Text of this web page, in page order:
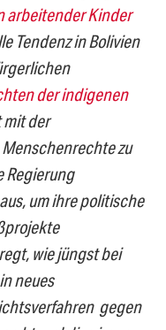
arbeitender Kinder
Tendenz in Bolivien
der indigenen
der
zu
Regierung
um ihre politische
wie jüngst bei
neues
gegen